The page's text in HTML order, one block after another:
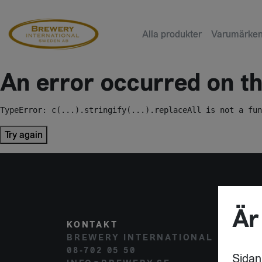
Alla produkter Varumärken
An error occurred on
TypeError: c(...).stringify(...).replaceAll is not a
Try again
KONTAKT
BREWERY INTERNATIONAL
08-702 05 50
120